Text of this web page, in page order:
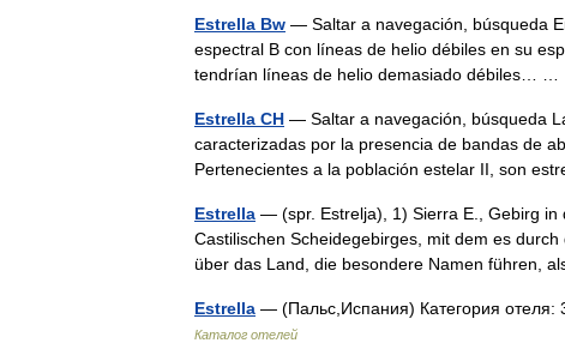
Estrella Bw — Saltar a navegación, búsqueda
espectral B con líneas de helio débiles en su
tendrían líneas de helio demasiado débiles… …
Estrella CH — Saltar a navegación, búsqueda
caracterizadas por la presencia de bandas de
Pertenecientes a la población estelar II, son
Estrella — (spr. Estrelja), 1) Sierra E., Gebirg in
Castilischen Scheidegebirges, mit dem es
über das Land, die besondere Namen führen,
Estrella — (Пальс,Испания) Категория
Каталог отелей